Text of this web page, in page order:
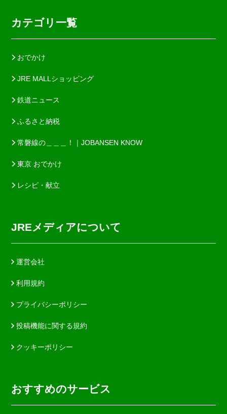
カテゴリ一覧
おでかけ
JRE MALLショッピング
鉄道ニュース
ふるさと納税
常磐線の＿＿＿！｜JOBANSEN KNOW
東京 おでかけ
レシピ・献立
JREメディアについて
運営会社
利用規約
プライバシーポリシー
投稿機能に関する規約
クッキーポリシー
おすすめのサービス